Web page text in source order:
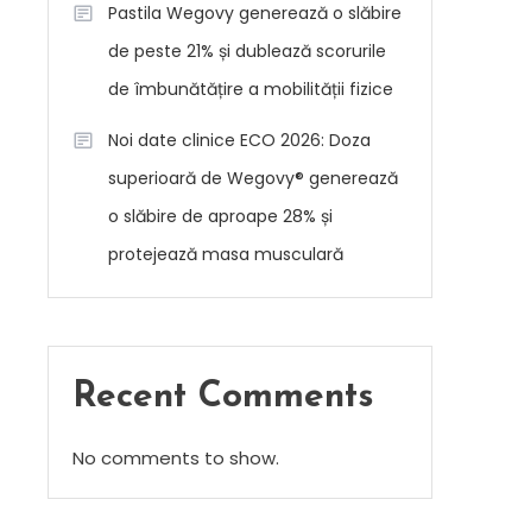
Pastila Wegovy generează o slăbire
de peste 21% și dublează scorurile
de îmbunătățire a mobilității fizice
Noi date clinice ECO 2026: Doza
superioară de Wegovy® generează
o slăbire de aproape 28% și
protejează masa musculară
Recent Comments
No comments to show.